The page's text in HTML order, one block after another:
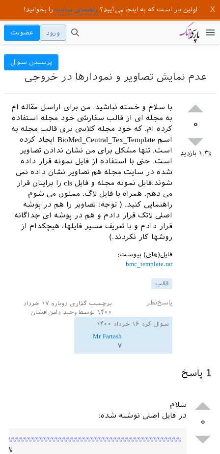
اولین بار است که به اینجا می‌آیید؟ راهنمای سایت را بخوانید!
ورود عضویت
عدم نمایش تصاویر و نمودارها در خروجی
پرسیدن سوال
۰
۱.۳k بازدید
با سلام و خسته نباشید. من برای اراسل مقاله ام
به مجله ای از قالب سفارشی خود مجله استفاده
کرده ام. که خود مجله کلاسی بری قالب مجله به
اسم BioMed_Central_Tex_Template ایجاد کرده
است. تنها مشکل برای من نشان ندادن تصاویر
است. حتی با استفاده از فایل نمونه قرار داده
شده در سایت مجله هم تصاویر نشان داده نمی
شوند.فایل نمونه مجله و فایل cls را برایتان قرار
می دهم. همراه با فایل لاگ. ممنون می شوم
راهنمایی کنید. ( توجه: تصاویر را هم در پوشه
اصلی لاتک قرار دادم و هم در پوشه ای جداگانه
قرار دادم و با تعریف مسیر فایلها، هیچکدام از
روشها کار نکردند.)
فایل(های) پیوست:
bmc_template.rar
قالب
برچسب گذاری دوباره
۱۷ خرداد
۱۴۰۰ توسطوحید دامن‌افشان
سوال کرد ۱۶ خرداد ۱۴۰۰
Mr Fartash
۷
1 پاسخ
۰
سلام
در فایل اصلی نوشته شده:
%%%%%%%%%%%%%%%%%%%%%%%%%%%%%%%%%%%%%%%%%%%%%%
%